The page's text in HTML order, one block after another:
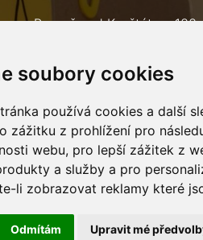
soubory cookies
používá cookies a další
zážitku z prohlížení pro
webu, pro lepší zážitek z
a služby a pro
li zobrazovat reklamy které
Odmítám Upravit mé
Rozseč nad Kunštátem 133
Telefon: +420 602 693 226
E-mail: